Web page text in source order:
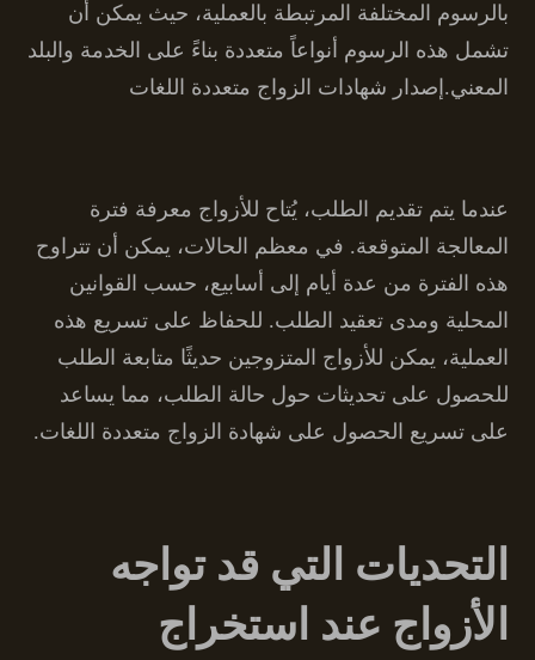
بالرسوم المختلفة المرتبطة بالعملية، حيث يمكن أن
تشمل هذه الرسوم أنواعاً متعددة بناءً على الخدمة والبلد
المعني.إصدار شهادات الزواج متعددة اللغات
عندما يتم تقديم الطلب، يُتاح للأزواج معرفة فترة
المعالجة المتوقعة. في معظم الحالات، يمكن أن تتراوح
هذه الفترة من عدة أيام إلى أسابيع، حسب القوانين
المحلية ومدى تعقيد الطلب. للحفاظ على تسريع هذه
العملية، يمكن للأزواج المتزوجين حديثًا متابعة الطلب
للحصول على تحديثات حول حالة الطلب، مما يساعد
على تسريع الحصول على شهادة الزواج متعددة اللغات.
التحديات التي قد تواجه
الأزواج عند استخراج